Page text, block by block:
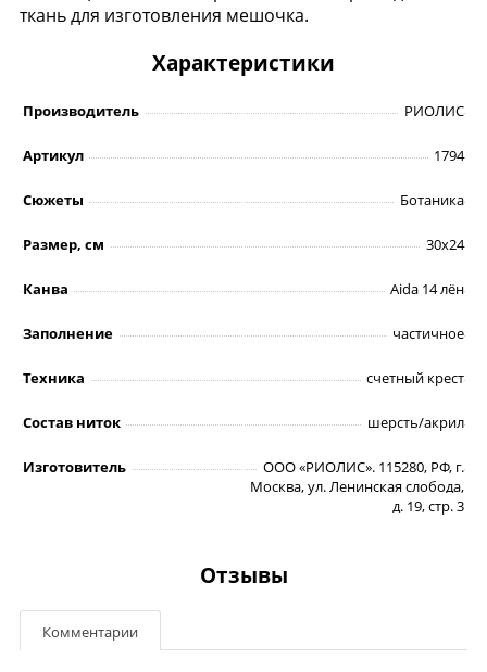
ткань для изготовления мешочка.
Характеристики
Производитель РИОЛИС
Артикул 1794
Сюжеты Ботаника
Размер, см 30х24
Канва Aida 14 лён
Заполнение частичное
Техника счетный крест
Состав ниток шерсть/акрил
Изготовитель
ООО «РИОЛИС». 115280, РФ, г.
Москва, ул. Ленинская слобода,
д. 19, стр. 3
Отзывы
Комментарии